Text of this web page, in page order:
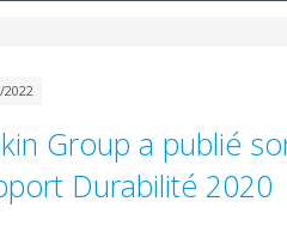
2022
Group a publié
Durabilité 2020